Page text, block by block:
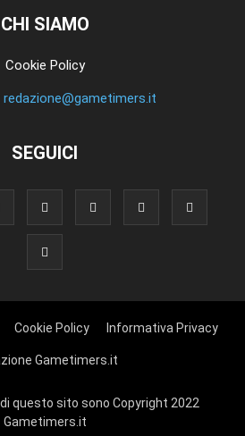
CHI SIAMO
Cookie Policy
redazione@gametimers.it
SEGUICI
Cookie Policy Informativa Privacy
Gametimers.it
questo sito sono Copyright 2022
Gametimers.it